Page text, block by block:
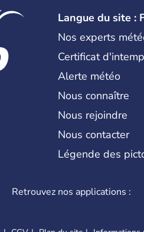
Langue du site :
Nos experts
Certificat
Alerte météo
Nous connaître
Nous rejoindre
Nous contacter
Légende des
Retrouvez nos applications :